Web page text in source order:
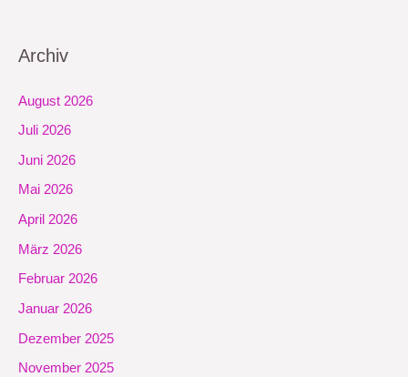
Archiv
August 2026
Juli 2026
Juni 2026
Mai 2026
April 2026
März 2026
Februar 2026
Januar 2026
Dezember 2025
November 2025